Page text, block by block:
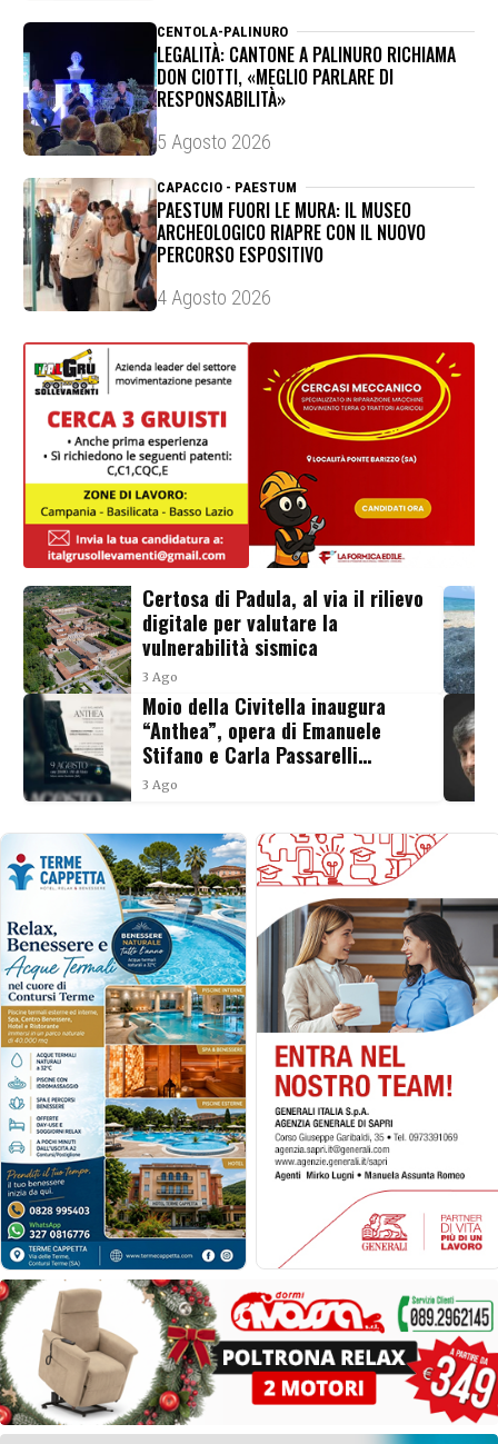
CENTOLA-PALINURO
LEGALITÀ: CANTONE A PALINURO RICHIAMA
DON CIOTTI, «MEGLIO PARLARE DI
RESPONSABILITÀ»
5 Agosto 2026
CAPACCIO - PAESTUM
PAESTUM FUORI LE MURA: IL MUSEO
ARCHEOLOGICO RIAPRE CON IL NUOVO
PERCORSO ESPOSITIVO
4 Agosto 2026
Certosa di Padula, al via il rilievo
digitale per valutare la
vulnerabilità sismica
3 Ago
Moio della Civitella inaugura
“Anthea”, opera di Emanuele
Stifano e Carla Passarelli
dedicata alla forza femminile
3 Ago